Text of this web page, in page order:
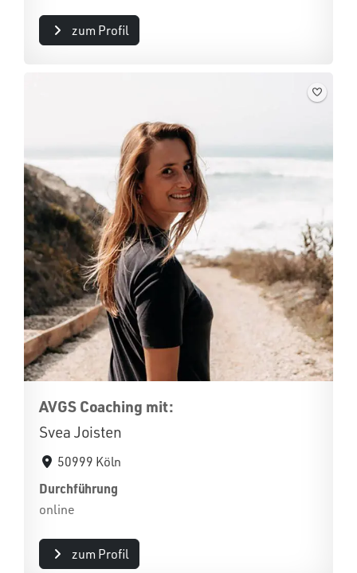
zum Profil
AVGS Coaching mit:
Svea Joisten
50999 Köln
Durchführung
online
zum Profil